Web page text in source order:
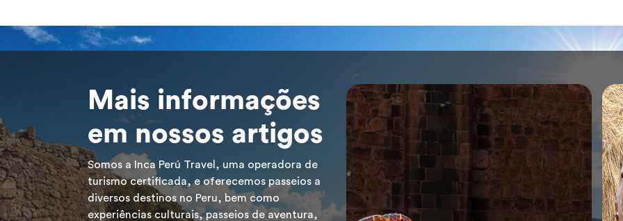
Mais informações
em nossos artigos
Somos a Inca Perú Travel, uma operadora de
turismo certificada, e oferecemos passeios a
diversos destinos no Peru, bem como
experiências culturais, passeios de aventura,